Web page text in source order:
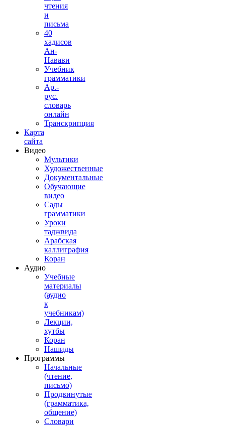
чтения
и
письма
40
хадисов
Ан-
Навави
Учебник
грамматики
Ар.-
рус.
словарь
онлайн
Транскрипция
Карта
сайта
Видео
Мультики
Художественные
Документальные
Обучающие
видео
Сады
грамматики
Уроки
таджвида
Арабская
каллиграфия
Коран
Аудио
Учебные
материалы
(аудио
к
учебникам)
Лекции,
хутбы
Коран
Нашиды
Программы
Начальные
(чтение,
письмо)
Продвинутые
(грамматика,
общение)
Словари